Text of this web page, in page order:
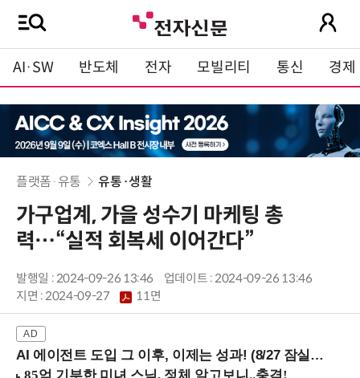
AI·SW 반도체 전자 모빌리티 통신 경제
플랫폼·유통 유통·생활
가구업계, 가을 성수기 마케팅 총
력…“실적 회복세 이어간다”
발행일 : 2024-09-26 13:46
업데이트 : 2024-09-26 13:46
지면 :2024-09-27 11면
AI 에이전트 도입 그 이후, 이제는 성과! (8/27 잠실역)